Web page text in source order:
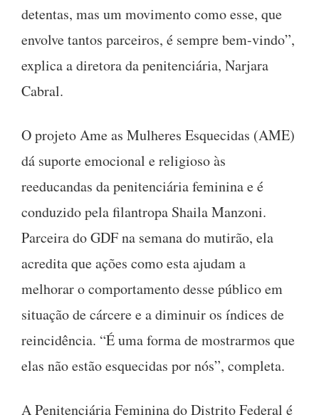
detentas, mas um movimento como esse, que
envolve tantos parceiros, é sempre bem-vindo”,
explica a diretora da penitenciária, Narjara
Cabral.
O projeto Ame as Mulheres Esquecidas (AME)
dá suporte emocional e religioso às
reeducandas da penitenciária feminina e é
conduzido pela filantropa Shaila Manzoni.
Parceira do GDF na semana do mutirão, ela
acredita que ações como esta ajudam a
melhorar o comportamento desse público em
situação de cárcere e a diminuir os índices de
reincidência. “É uma forma de mostrarmos que
elas não estão esquecidas por nós”, completa.
A Penitenciária Feminina do Distrito Federal é